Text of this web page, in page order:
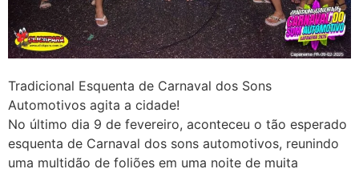
Tradicional Esquenta de Carnaval dos Sons
Automotivos agita a cidade!
No último dia 9 de fevereiro, aconteceu o tão esperado
esquenta de Carnaval dos sons automotivos, reunindo
uma multidão de foliões em uma noite de muita